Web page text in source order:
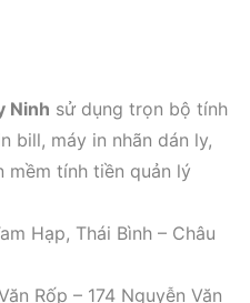
Ninh sử dụng trọn bộ tính
bill, máy in nhãn dán ly,
mềm tính tiền quản lý
Hạp, Thái Bình – Châu
Rốp – 174 Nguyễn Văn